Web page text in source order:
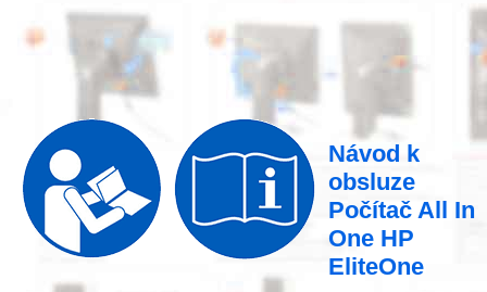
Návod k
obsluze
Počítač All In
One HP
EliteOne